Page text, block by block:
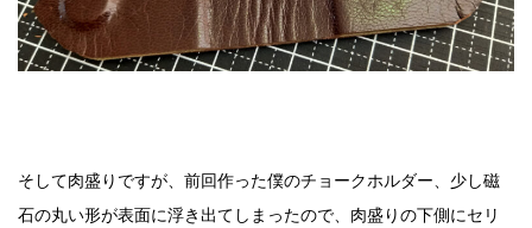
そして肉盛りですが、前回作った僕のチョークホルダー、少し磁
石の丸い形が表面に浮き出てしまったので、肉盛りの下側にセリ